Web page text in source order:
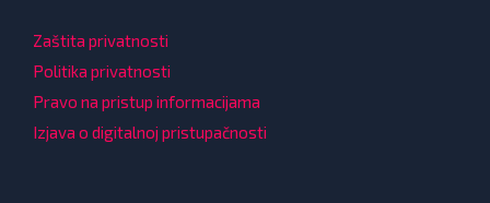
Zaštita privatnosti
Politika privatnosti
Pravo na pristup informacijama
Izjava o digitalnoj pristupačnosti